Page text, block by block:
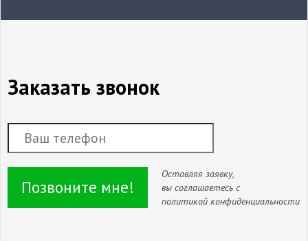
Заказать звонок
Позвоните мне!
Оставляя заявку,
вы соглашаетесь с
политикой конфиденциальности